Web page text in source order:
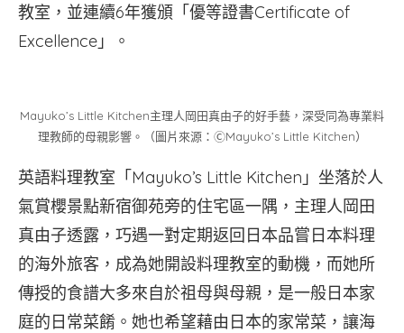
教室，並連續6年獲頒「優等證書Certificate of
Excellence」。
Mayuko’s Little Kitchen主理人岡田真由子的好手藝，深受同為專業料
理教師的母親影響。（圖片來源：ⒸMayuko’s Little Kitchen）
英語料理教室「Mayuko’s Little Kitchen」坐落於人
氣賞櫻景點新宿御苑旁的住宅區一隅，主理人岡田
真由子透露，巧遇一對定期返回日本品嘗日本料理
的海外旅客，成為她開設料理教室的動機，而她所
傳授的食譜大多來自於祖母與母親，是一般日本家
庭的日常菜餚。她也希望藉由日本的家常菜，讓海